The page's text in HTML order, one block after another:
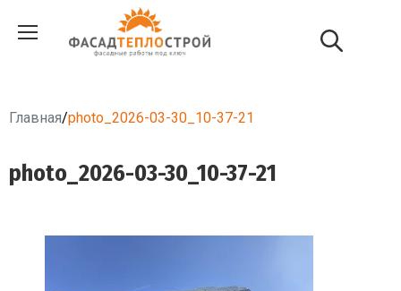
Главная/photo_2026-03-30_10-37-21
photo_2026-03-30_10-37-21